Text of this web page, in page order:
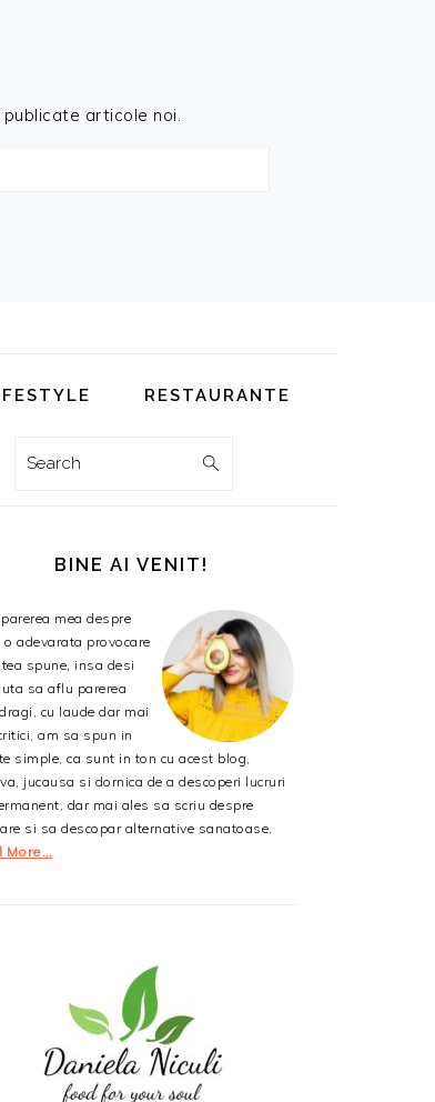
articole noi.
RESTAURANTE
Search
BINE AI VENIT!
mea despre
o adevarata provocare
spune, insa desi
sa aflu parerea
cu laude dar mai
am sa spun in
simple, ca sunt in ton cu acest blog,
jucausa si dornica de a descoperi lucruri
dar mai ales sa scriu despre
si sa descopar alternative sanatoase.
More…